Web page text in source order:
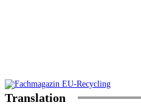
Translation